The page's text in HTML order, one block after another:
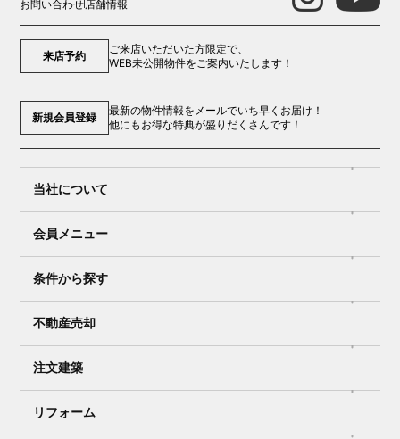
お問い合わせ 店舗情報
来店予約
ご来店いただいた方限定で、
WEB未公開物件をご案内いたします！
新規会員登録
最新の物件情報をメールでいち早くお届け！
他にもお得な特典が盛りだくさんです！
当社について
会員メニュー
条件から探す
不動産売却
注文建築
リフォーム